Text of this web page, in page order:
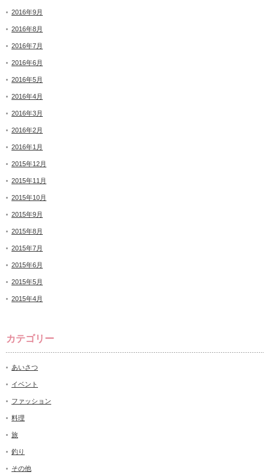
2016年9月
2016年8月
2016年7月
2016年6月
2016年5月
2016年4月
2016年3月
2016年2月
2016年1月
2015年12月
2015年11月
2015年10月
2015年9月
2015年8月
2015年7月
2015年6月
2015年5月
2015年4月
カテゴリー
あいさつ
イベント
ファッション
料理
旅
釣り
その他